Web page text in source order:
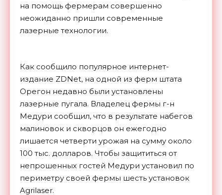
на помощь фермерам совершенно
неожиданно пришли современные
лазерные технологии.
Как сообщило популярное интернет-
издание ZDNet, на одной из ферм штата
Орегон недавно были установлены
лазерные пугала. Владелец фермы г-н
Медури сообщил, что в результате набегов
малиновок и скворцов он ежегодно
лишается четверти урожая на сумму около
100 тыс. долларов. Чтобы защититься от
непрошенных гостей Медури установил по
периметру своей фермы шесть установок
Agrilaser.